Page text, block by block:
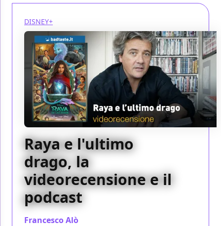
DISNEY+
Raya e l'ultimo
drago, la
videorecensione e il
podcast
Francesco Alò